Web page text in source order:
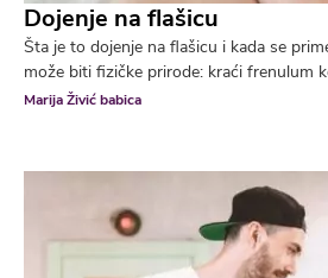
Dojenje na flašicu
Šta je to dojenje na flašicu i kada se
može biti fizičke prirode: kraći frenulum
Marija Živić babica